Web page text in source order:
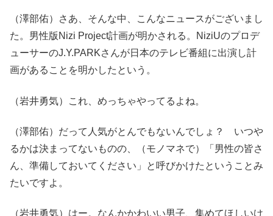
（澤部佑）さあ、そんな中、こんなニュースがございまし
た。男性版Nizi Project計画が明かされる。NiziUのプロデ
ューサーのJ.Y.PARKさんが日本のテレビ番組に出演し計
画があることを明かしたという。
（岩井勇気）これ、めっちゃやってるよね。
（澤部佑）だって人気がとんでもないんでしょ？ いつや
るかは決まってないものの、（モノマネで）「男性の皆さ
ん、準備しておいてください」と呼びかけたということみ
たいですよ。
（岩井勇気）はー。なんかかわいい男子、集めてほしいけ